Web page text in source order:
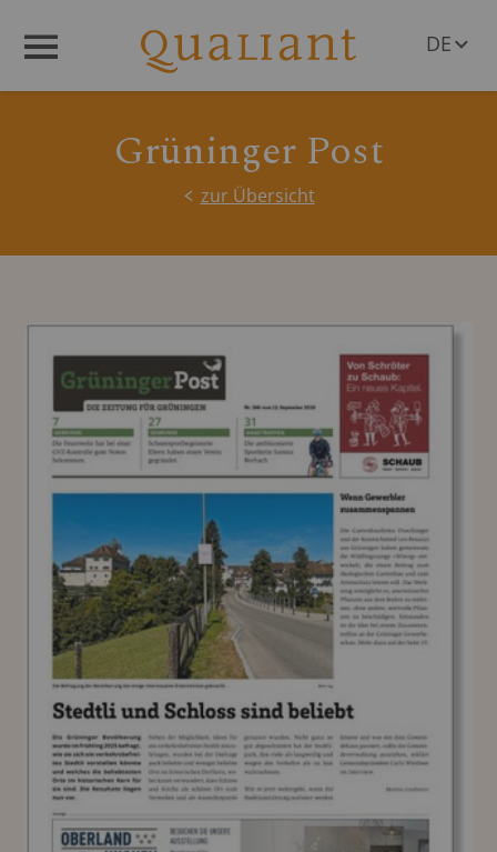
DE
Grüninger Post
zur Übersicht